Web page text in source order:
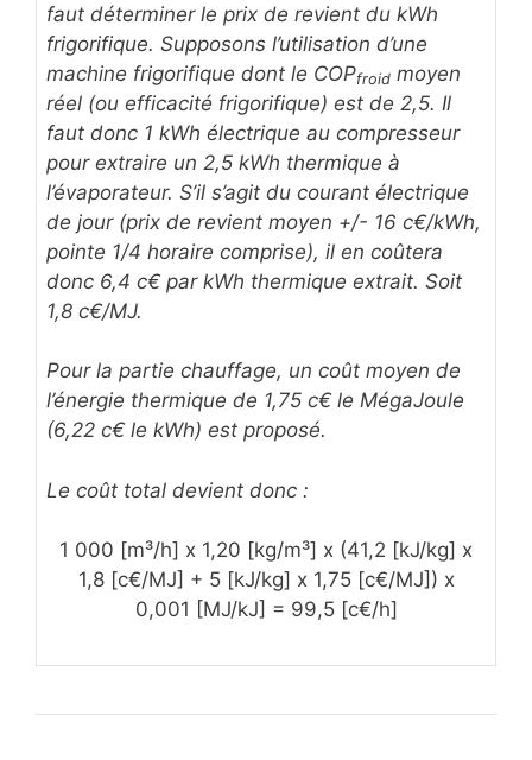
faut déterminer le prix de revient du kWh
frigorifique. Supposons l’utilisation d’une
machine frigorifique dont le COPfroid moyen
réel (ou efficacité frigorifique) est de 2,5. Il
faut donc 1 kWh électrique au compresseur
pour extraire un 2,5 kWh thermique à
l’évaporateur. S’il s’agit du courant électrique
de jour (prix de revient moyen +/- 16 c€/kWh,
pointe 1/4 horaire comprise), il en coûtera
donc 6,4 c€ par kWh thermique extrait. Soit
1,8 c€/MJ.
Pour la partie chauffage, un coût moyen de
l’énergie thermique de 1,75 c€ le MégaJoule
(6,22 c€ le kWh) est proposé.
Le coût total devient donc :
1 000 [m³/h] x 1,20 [kg/m³] x (41,2 [kJ/kg] x
1,8 [c€/MJ] + 5 [kJ/kg] x 1,75 [c€/MJ]) x
0,001 [MJ/kJ] = 99,5 [c€/h]